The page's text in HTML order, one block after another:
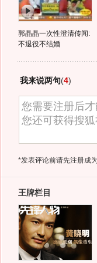
郭晶晶一次性澄清传闻:
不退役不结婚
我来说两句(4)
*发表评论前请先注册成
王牌栏目